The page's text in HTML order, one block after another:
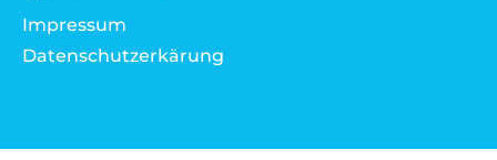
Impressum
Datenschutzerkärung